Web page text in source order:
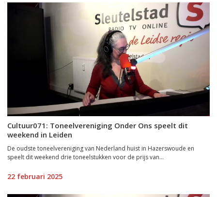
Cultuur071: Toneelvereniging Onder Ons speelt dit
weekend in Leiden
De oudste toneelvereniging van Nederland huist in Hazerswoude en
speelt dit weekend drie toneelstukken voor de prijs van...
22 februari 2025